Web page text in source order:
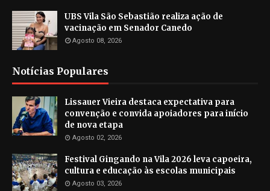
UBS Vila São Sebastião realiza ação de
vacinação em Senador Canedo
Agosto 08, 2026
Notícias Populares
Lissauer Vieira destaca expectativa para
convenção e convida apoiadores para início
de nova etapa
Agosto 02, 2026
Festival Gingando na Vila 2026 leva capoeira,
cultura e educação às escolas municipais
Agosto 03, 2026